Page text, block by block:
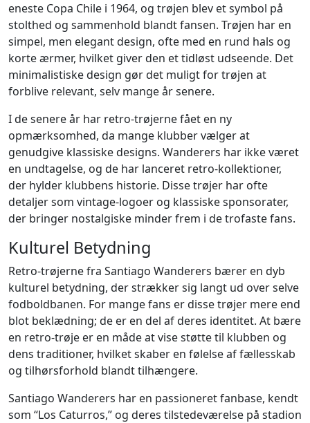
eneste Copa Chile i 1964, og trøjen blev et symbol på
stolthed og sammenhold blandt fansen. Trøjen har en
simpel, men elegant design, ofte med en rund hals og
korte ærmer, hvilket giver den et tidløst udseende. Det
minimalistiske design gør det muligt for trøjen at
forblive relevant, selv mange år senere.
I de senere år har retro-trøjerne fået en ny
opmærksomhed, da mange klubber vælger at
genudgive klassiske designs. Wanderers har ikke været
en undtagelse, og de har lanceret retro-kollektioner,
der hylder klubbens historie. Disse trøjer har ofte
detaljer som vintage-logoer og klassiske sponsorater,
der bringer nostalgiske minder frem i de trofaste fans.
Kulturel Betydning
Retro-trøjerne fra Santiago Wanderers bærer en dyb
kulturel betydning, der strækker sig langt ud over selve
fodboldbanen. For mange fans er disse trøjer mere end
blot beklædning; de er en del af deres identitet. At bære
en retro-trøje er en måde at vise støtte til klubben og
dens traditioner, hvilket skaber en følelse af fællesskab
og tilhørsforhold blandt tilhængere.
Santiago Wanderers har en passioneret fanbase, kendt
som “Los Caturros,” og deres tilstedeværelse på stadion